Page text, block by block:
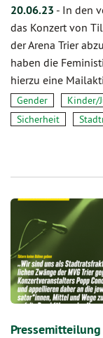
20.06.23 - In den
das Konzert von
der Arena Trier
haben die
hierzu eine
Gender Kinder/
Sicherheit